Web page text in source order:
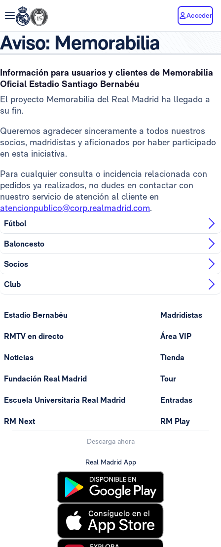
Acceder
Aviso: Memorabilia
Información para usuarios y clientes de Memorabilia
Oficial Estadio Santiago Bernabéu
El proyecto Memorabilia del Real Madrid ha llegado a
su fin.
Queremos agradecer sinceramente a todos nuestros
socios, madridistas y aficionados por haber participado
en esta iniciativa.
Para cualquier consulta o incidencia relacionada con
pedidos ya realizados, no dudes en contactar con
nuestro servicio de atención al cliente en
atencionpublico@corp.realmadrid.com.
Fútbol
Baloncesto
Socios
Club
Estadio Bernabéu
RMTV en directo
Noticias
Fundación Real Madrid
Escuela Universitaria Real Madrid
RM Next
Madridistas
Área VIP
Tienda
Tour
Entradas
RM Play
Descarga ahora
Real Madrid App